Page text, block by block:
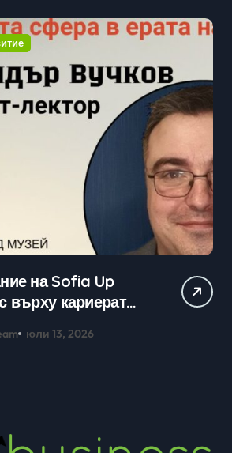
по бизнес и
събраха
SOFIA UP
Team юни 26, 2026